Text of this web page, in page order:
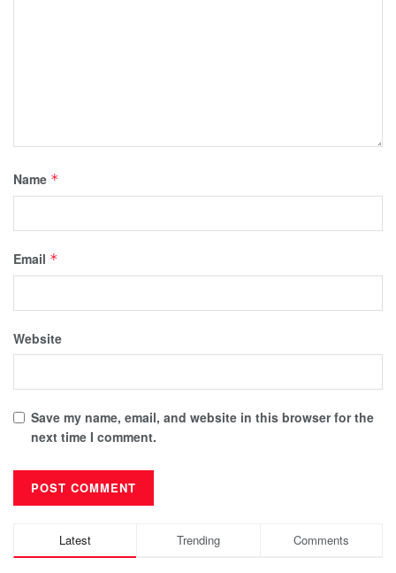
Name *
Email *
Website
Save my name, email, and website in this browser for the
next time I comment.
Latest Trending Comments